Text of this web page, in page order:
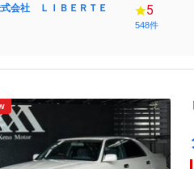
会社 ＬＩＢＥＲＴＥ 5
548件